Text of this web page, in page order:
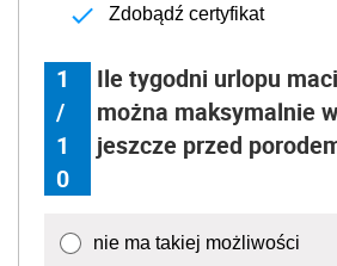
Zdobądź certyfikat
1
/
1
0
Ile tygodni urlopu
można maksymalnie
jeszcze przed
nie ma takiej możliwości